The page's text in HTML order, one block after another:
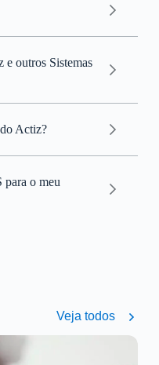
e outros Sistemas
Actiz?
o meu
Veja todos